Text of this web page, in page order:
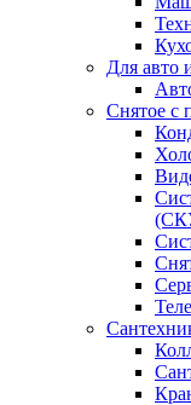
Для авто
Снятое с